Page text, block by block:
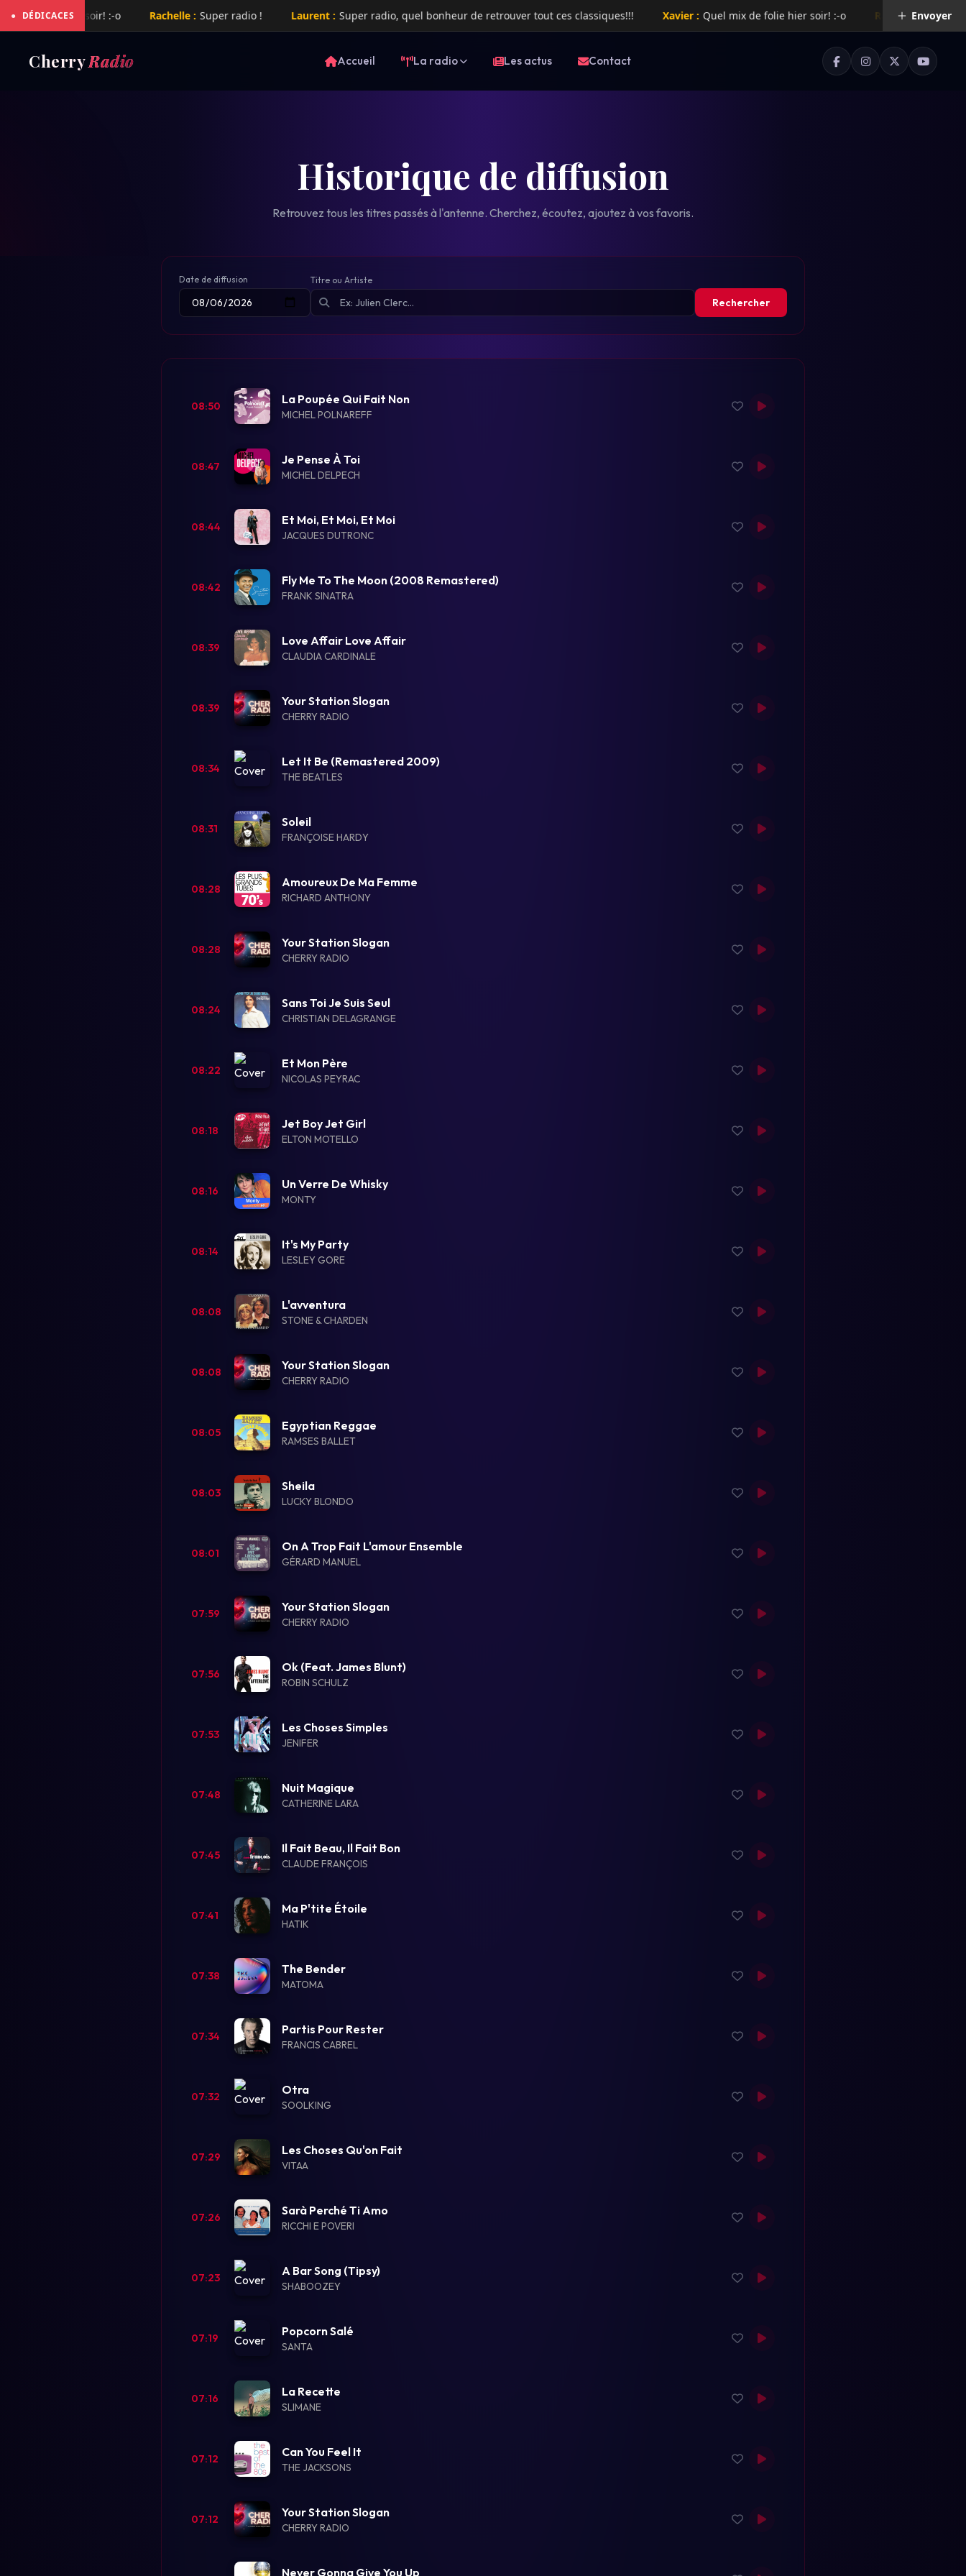
● DÉDICACES
hier soir! :-o Rachelle : Super radio ! Laurent : Super radio, quel bonheur de retrouver tout ces classiques!!! Xavier : Quel mix de folie hier soir! :-o Rachelle : Super radio !
Envoyer
CherryRadio Accueil La radio Les actus Contact
Historique de diffusion
Retrouvez tous les titres passés à l'antenne. Cherchez, écoutez, ajoutez à vos favoris.
Date de diffusion Titre ou Artiste
Rechercher
08:50 La Poupée Qui Fait Non
MICHEL POLNAREFF
08:47 Je Pense À Toi
MICHEL DELPECH
08:44 Et Moi, Et Moi, Et Moi
JACQUES DUTRONC
08:42 Fly Me To The Moon (2008 Remastered)
FRANK SINATRA
08:39 Love Affair Love Affair
CLAUDIA CARDINALE
08:39 Your Station Slogan
CHERRY RADIO
08:34 Let It Be (Remastered 2009)
THE BEATLES
08:31 Soleil
FRANÇOISE HARDY
08:28 Amoureux De Ma Femme
RICHARD ANTHONY
08:28 Your Station Slogan
CHERRY RADIO
08:24 Sans Toi Je Suis Seul
CHRISTIAN DELAGRANGE
08:22 Et Mon Père
NICOLAS PEYRAC
08:18 Jet Boy Jet Girl
ELTON MOTELLO
08:16 Un Verre De Whisky
MONTY
08:14 It's My Party
LESLEY GORE
08:08 L'avventura
STONE & CHARDEN
08:08 Your Station Slogan
CHERRY RADIO
08:05 Egyptian Reggae
RAMSES BALLET
08:03 Sheila
LUCKY BLONDO
08:01 On A Trop Fait L'amour Ensemble
GÉRARD MANUEL
07:59 Your Station Slogan
CHERRY RADIO
07:56 Ok (Feat. James Blunt)
ROBIN SCHULZ
07:53 Les Choses Simples
JENIFER
07:48 Nuit Magique
CATHERINE LARA
07:45 Il Fait Beau, Il Fait Bon
CLAUDE FRANÇOIS
07:41 Ma P'tite Étoile
HATIK
07:38 The Bender
MATOMA
07:34 Partis Pour Rester
FRANCIS CABREL
07:32 Otra
SOOLKING
07:29 Les Choses Qu'on Fait
VITAA
07:26 Sarà Perché Ti Amo
RICCHI E POVERI
07:23 A Bar Song (Tipsy)
SHABOOZEY
07:19 Popcorn Salé
SANTA
07:16 La Recette
SLIMANE
07:12 Can You Feel It
THE JACKSONS
07:12 Your Station Slogan
CHERRY RADIO
Never Gonna Give You Up